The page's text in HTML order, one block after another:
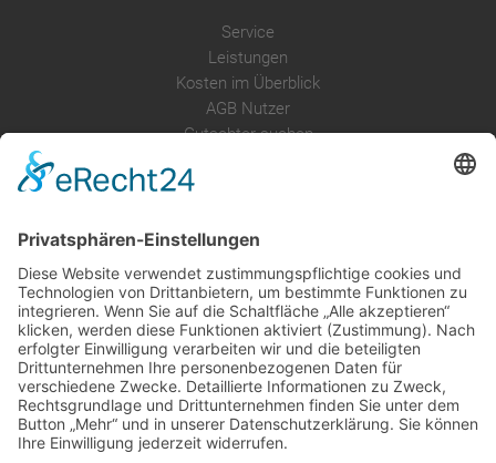
Service
Leistungen
Kosten im Überblick
AGB Nutzer
Gutachter suchen
Anfrage
Presse
Partner: Der DGuSV
als Gutachter eintragen
Infos für Suchende